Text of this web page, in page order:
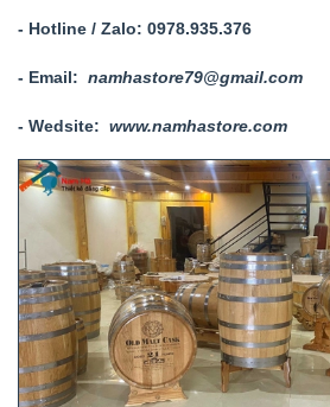
- Hotline / Zalo: 0978.935.376
- Email: namhastore79@gmail.com
- Wedsite: www.namhastore.com